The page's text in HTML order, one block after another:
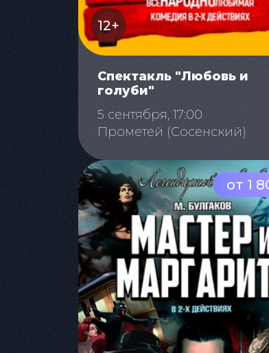
12+
Спектакль "Любовь и
голуби"
5 сентября, 17:00
Прометей (Сосенский)
от 1